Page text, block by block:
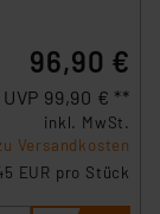
96,90 €
UVP 99,90 € **
inkl. MwSt.
Versandkosten
EUR pro Stück